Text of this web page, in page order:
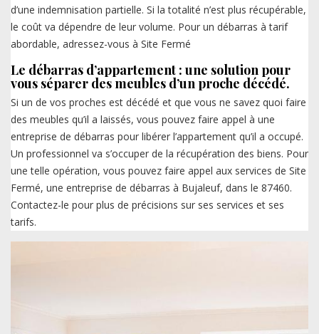
d’une indemnisation partielle. Si la totalité n’est plus récupérable,
le coût va dépendre de leur volume. Pour un débarras à tarif
abordable, adressez-vous à Site Fermé
Le débarras d’appartement : une solution pour
vous séparer des meubles d’un proche décédé.
Si un de vos proches est décédé et que vous ne savez quoi faire
des meubles qu’il a laissés, vous pouvez faire appel à une
entreprise de débarras pour libérer l’appartement qu’il a occupé.
Un professionnel va s’occuper de la récupération des biens. Pour
une telle opération, vous pouvez faire appel aux services de Site
Fermé, une entreprise de débarras à Bujaleuf, dans le 87460.
Contactez-le pour plus de précisions sur ses services et ses
tarifs.